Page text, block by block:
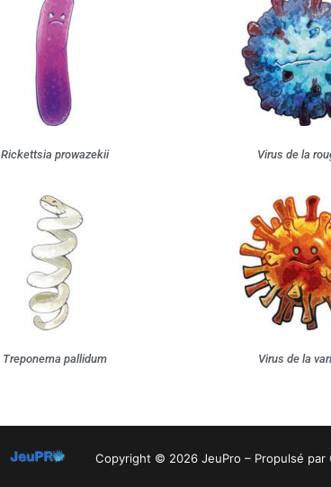
Rickettsia prowazekii
Treponema pallidum
Virus de la
Virus de la
Copyright © 2026 JeuPro – Propulsé par